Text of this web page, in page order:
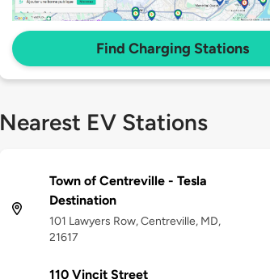
Find Charging Stations
Nearest EV Stations
Town of Centreville - Tesla
Destination
101 Lawyers Row, Centreville, MD,
21617
110 Vincit Street